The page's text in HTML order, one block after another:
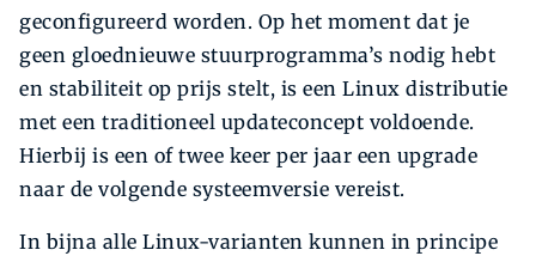
geconfigureerd worden. Op het moment dat je
geen gloednieuwe stuurprogramma’s nodig hebt
en stabiliteit op prijs stelt, is een Linux distributie
met een traditioneel updateconcept voldoende.
Hierbij is een of twee keer per jaar een upgrade
naar de volgende systeemversie vereist.
In bijna alle Linux-varianten kunnen in principe